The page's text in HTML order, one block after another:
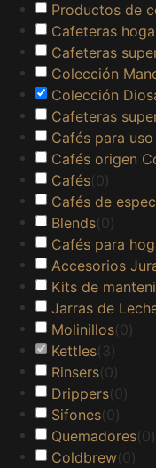
Productos de
Cafeteras
Cafeteras
Colección
Colección
Cafeteras
Cafés para
Cafés origen
Cafés(0)
Cafés de
Blends(0)
Cafés para
Accesorios
Kits de
Jarras de
Molinillos(0)
Kettles( 3)
Rinsers(0)
Drippers(0)
Sifones(0)
Quemadores(0)
Coldbrew(0)